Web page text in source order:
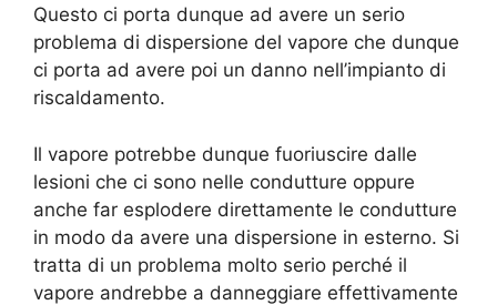
Questo ci porta dunque ad avere un serio
problema di dispersione del vapore che dunque
ci porta ad avere poi un danno nell’impianto di
riscaldamento.
Il vapore potrebbe dunque fuoriuscire dalle
lesioni che ci sono nelle condutture oppure
anche far esplodere direttamente le condutture
in modo da avere una dispersione in esterno. Si
tratta di un problema molto serio perché il
vapore andrebbe a danneggiare effettivamente